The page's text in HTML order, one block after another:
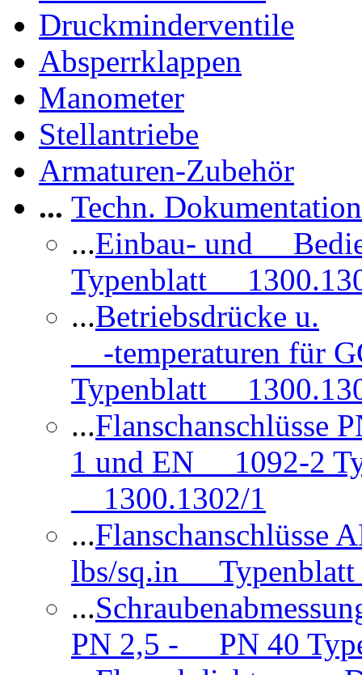
Druckminderventile
Absperrklappen
Manometer
Stellantriebe
Armaturen-Zubehör
... Techn.
...Einbau- und
Typenblatt
...Betriebsdrücke u.
-temperaturen für
Typenblatt
...
1 und EN 1092-2
1300.1302/1
...
lbs/sq.in Typenblatt
...
PN 2,5 - PN 40